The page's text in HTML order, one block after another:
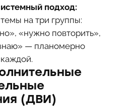
подход:
на три группы:
«нужно повторить»,
— планомерно
(ДВИ)